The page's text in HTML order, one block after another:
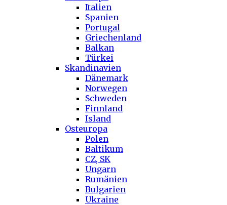
Italien
Spanien
Portugal
Griechenland
Balkan
Türkei
Skandinavien
Dänemark
Norwegen
Schweden
Finnland
Island
Osteuropa
Polen
Baltikum
CZ, SK
Ungarn
Rumänien
Bulgarien
Ukraine